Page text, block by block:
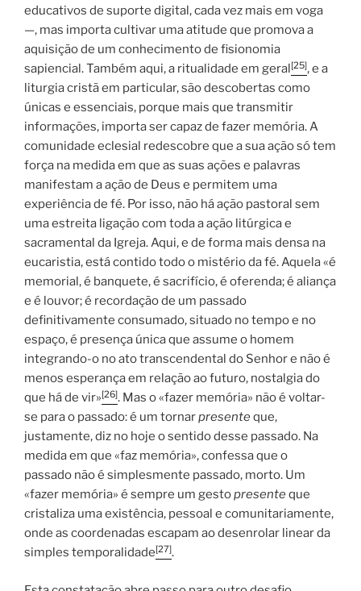
educativos de suporte digital, cada vez mais em voga
—, mas importa cultivar uma atitude que promova a
aquisição de um conhecimento de fisionomia
sapiencial. Também aqui, a ritualidade em geral [25], e a
liturgia cristã em particular, são descobertas como
únicas e essenciais, porque mais que transmitir
informações, importa ser capaz de fazer memória. A
comunidade eclesial redescobre que a sua ação só tem
força na medida em que as suas ações e palavras
manifestam a ação de Deus e permitem uma
experiência de fé. Por isso, não há ação pastoral sem
uma estreita ligação com toda a ação litúrgica e
sacramental da Igreja. Aqui, e de forma mais densa na
eucaristia, está contido todo o mistério da fé. Aquela «é
memorial, é banquete, é sacrifício, é oferenda; é aliança
e é louvor; é recordação de um passado
definitivamente consumado, situado no tempo e no
espaço, é presença única que assume o homem
integrando-o no ato transcendental do Senhor e não é
menos esperança em relação ao futuro, nostalgia do
que há de vir»[26]. Mas o «fazer memória» não é voltar-
se para o passado: é um tornarpresenteque,
justamente, diz no hoje o sentido desse passado. Na
medida em que «faz memória», confessa que o
passado não é simplesmente passado, morto. Um
«fazer memória» é sempre um gestopresenteque
cristaliza uma existência, pessoal e comunitariamente,
onde as coordenadas escapam ao desenrolar linear da
simples temporalidade[27].